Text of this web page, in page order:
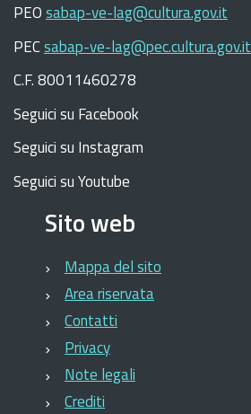
PEOsabap-ve-lag@cultura.gov.it
PECsabap-ve-lag@pec.cultura.gov.it
C.F. 80011460278
Seguici su Facebook
Seguici su Instagram
Seguici su Youtube
Sito web
Mappa del sito
Area riservata
Contatti
Privacy
Note legali
Crediti